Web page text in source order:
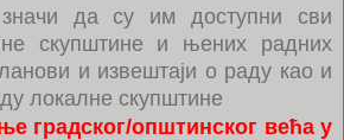
да су им доступни сви
скупштине и њених радних
и извештаји о раду као и
локалне скупштине
градског/општинског већа у